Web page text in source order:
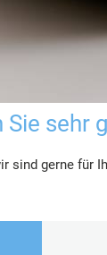
Sie sehr
sind gerne für